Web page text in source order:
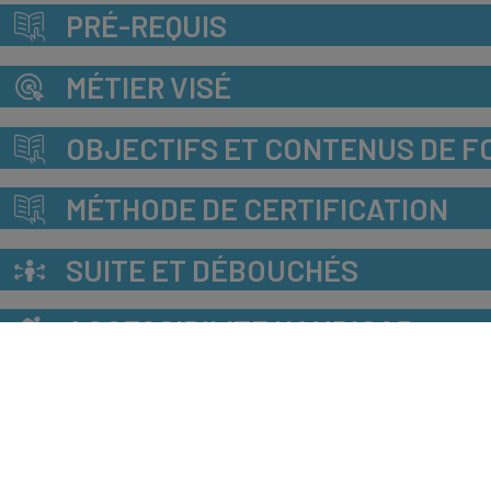
PRÉ-REQUIS
MÉTIER VISÉ
OBJECTIFS ET CONTENUS DE
MÉTHODE DE CERTIFICATION
SUITE ET DÉBOUCHÉS
ACCESSIBILITE HANDICAP